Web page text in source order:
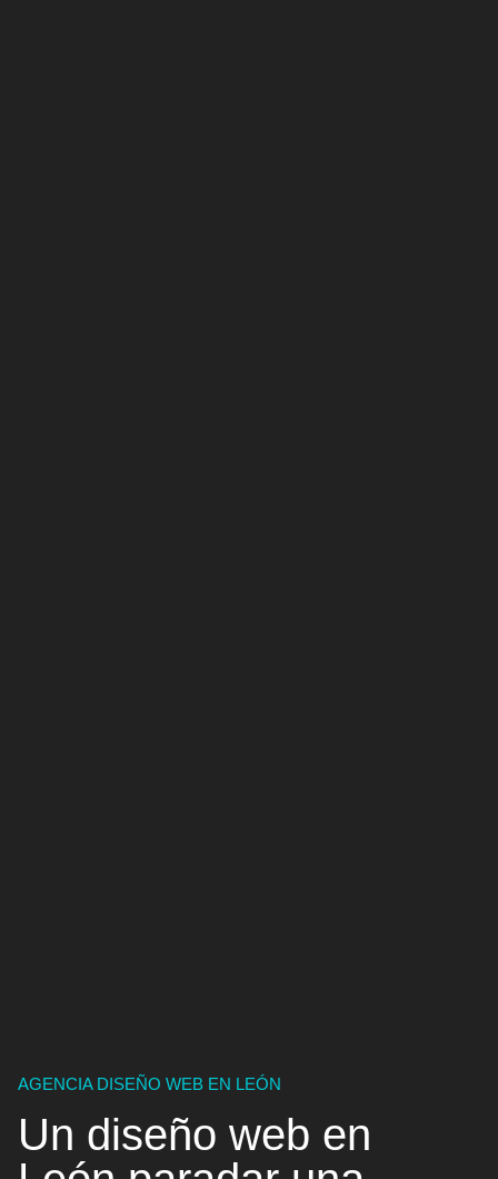
AGENCIA DISEÑO WEB EN LEÓN
Un diseño web en